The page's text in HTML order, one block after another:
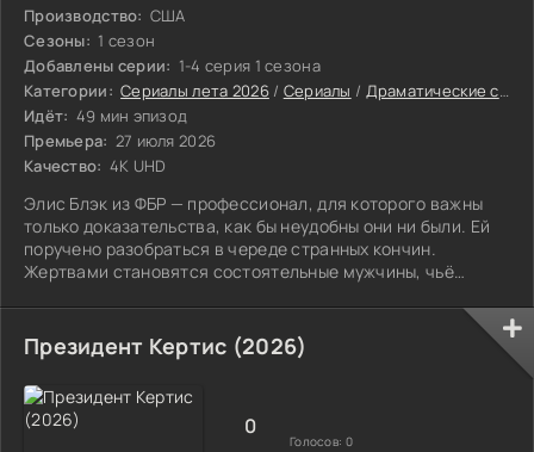
Производство: США
Сезоны: 1 сезон
Добавлены серии: 1-4 серия 1 сезона
Категории: Сериалы лета 2026/ Сериалы / Драматические сериалы
Идёт: 49 мин эпизод
Премьера: 27 июля 2026
Качество: 4K UHD
Элис Блэк из ФБР — профессионал, для которого важны
только доказательства, как бы неудобны они ни были. Ей
поручено разобраться в череде странных кончин.
Жертвами становятся состоятельные мужчины, чьё
Президент Кертис (2026)
0
Голосов: 0